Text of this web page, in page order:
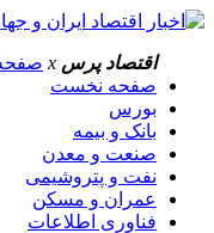
اقتصاد پرس x
صفحه نخست
بورس
بانک و بیمه
صنعت و معدن
نفت و پتروشیمی
عمران و مسکن
فناوری اطلاعات